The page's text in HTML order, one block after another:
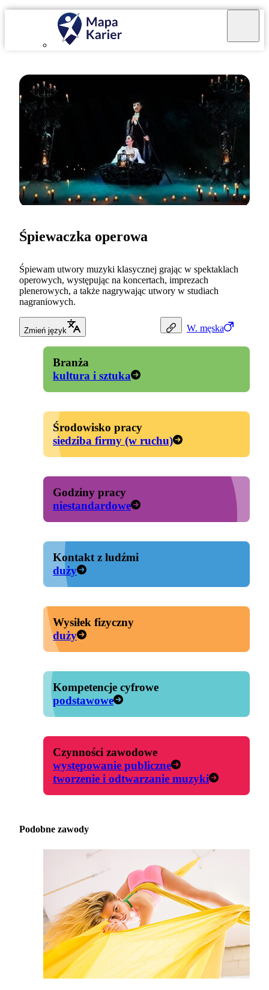
W. męska
Śpiewaczka operowa
Śpiewam utwory muzyki klasycznej grając w spektaklach
operowych, występując na koncertach, imprezach
plenerowych, a także nagrywając utwory w studiach
nagraniowych.
Zmień język
Branża
kultura i sztuka
Środowisko pracy
siedziba firmy (w ruchu)
Godziny pracy
niestandardowe
Kontakt z ludźmi
duży
Wysiłek fizyczny
duży
Kompetencje cyfrowe
podstawowe
Czynności zawodowe
występowanie publiczne
tworzenie i odtwarzanie muzyki
Podobne zawody